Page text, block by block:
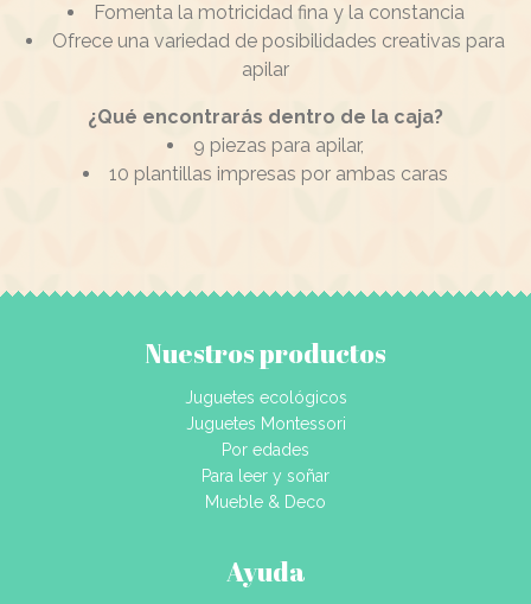
Fomenta la motricidad fina y la constancia
Ofrece una variedad de posibilidades creativas para
apilar
¿Qué encontrarás dentro de la caja?
9 piezas para apilar,
10 plantillas impresas por ambas caras
Nuestros productos
Juguetes ecológicos
Juguetes Montessori
Por edades
Para leer y soñar
Mueble & Deco
Ayuda